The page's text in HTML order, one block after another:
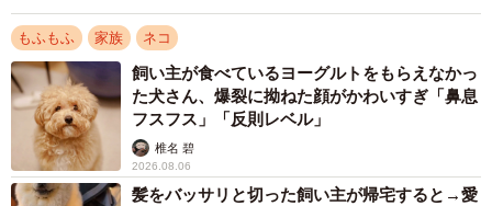
洗濯機の上でお出迎えをしてくれるテンくん（テンくんの飼い主さん、
Instagramよりキャプチャ撮影）
「おかえり」のふみふみが、心を救った
生活は大きく変わりました。仕事から帰ると、必ず待って
いてくれる存在。どこに行くにもついてきて、夜は首に巻
きつくように眠るテンくん。中でも印象的なのが、“お迎
もふもふ 家族 ネコ
飼い主が食べているヨーグルトをもらえなかっ
た犬さん、爆裂に拗ねた顔がかわいすぎ「鼻息
フスフス」「反則レベル」
椎名 碧
2026.08.06
髪をバッサリと切った飼い主が帰宅すると→愛